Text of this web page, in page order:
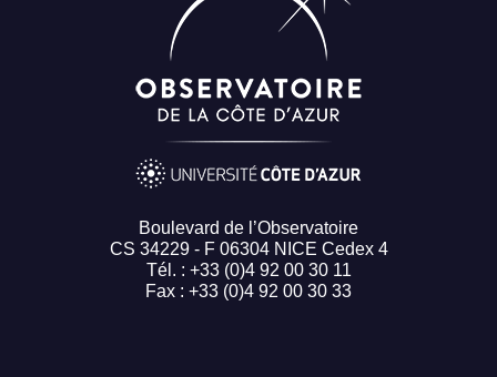
Boulevard de l’Observatoire
CS 34229 - F 06304 NICE Cedex 4
Tél. : +33 (0)4 92 00 30 11
Fax : +33 (0)4 92 00 30 33